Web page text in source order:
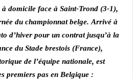
domicile face à Saint-Trond (3-1),
du championnat belge. Arrivé à
d’hiver pour un contrat jusqu’à la
du Stade brestois (France),
de l’équipe nationale, est
premiers pas en Belgique :